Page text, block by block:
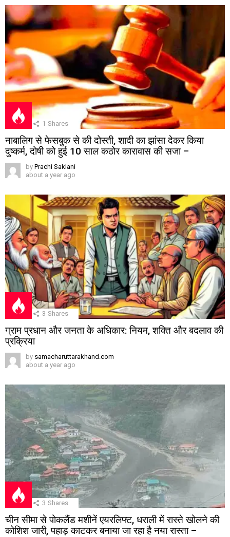
1 Shares
नाबालिग से फेसबुक से की दोस्ती, शादी का झांसा देकर किया
दुष्कर्म, दोषी को हुई 10 साल कठोर कारावास की सजा –
by Prachi Saklani
about a year ago
3 Shares
ग्राम प्रधान और जनता के अधिकार: नियम, शक्ति और बदलाव की
प्रक्रिया
by samacharuttarakhand.com
about a year ago
3 Shares
चीन सीमा से पोकलैंड मशीनें एयरलिफ्ट, धराली में रास्ते खोलने की
कोशिश जारी, पहाड़ काटकर बनाया जा रहा है नया रास्ता –